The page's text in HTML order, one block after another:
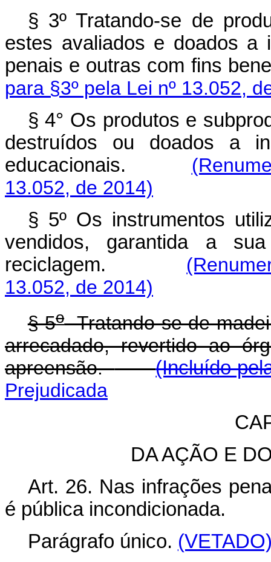
§ 3º Tratando-se de
estes avaliados e doados a
penais e outras com fins
para §3º pela Lei nº 13.052,
§ 4° Os produtos e
destruídos ou doados a
educacionais.
13.052, de 2014)
§ 5º Os instrumentos
vendidos, garantida a
reciclagem.
13.052, de 2014)
§ 5oTratando-se de
arrecadado, revertido ao
apreensão.
(Incluído
Prejudicada
DA AÇÃO E
Art. 26. Nas infrações
é pública incondicionada.
Parágrafo único.